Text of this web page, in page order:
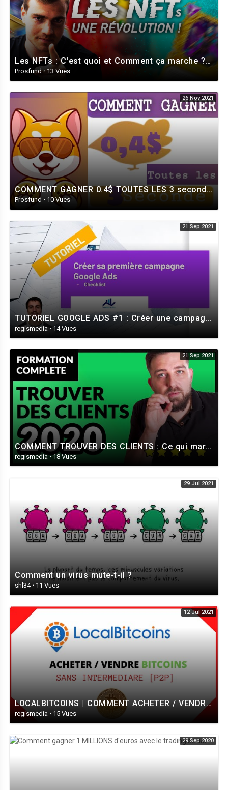
Les NFTs : C'est quoi et Comment ça marche ? | Révolution ou danger ?
Prosfund·13 Vues
26 Nov 2021
COMMENT GAGNER 0.4$ TOUTES LES 3 seconde AVEC MY SHIBA INU
Prosfund · 10 Vues
21 Sep 2021
TUTORIEL GOOGLE ADS #1 : Créer une campagne Google Ads - Le guide vidéo de A à Z
regismedia · 14 Vues
21 Sep 2021
COMMENT TROUVER DES CLIENTS : Ce qui marche VRAIMENT [Formation Complète]
regismedia·18 Vues
29 Jul 2021
Comment un virus mute-t-il ?
shl34 · 11 Vues
12 Jul 2021
LOCALBITCOINS | COMMENT ACHETER / VENDRE DU BITCOINS DANS TON PAYS [GUIDE ET TUTO COMPLET]
regismedia · 15 Vues
29 Sep 2020